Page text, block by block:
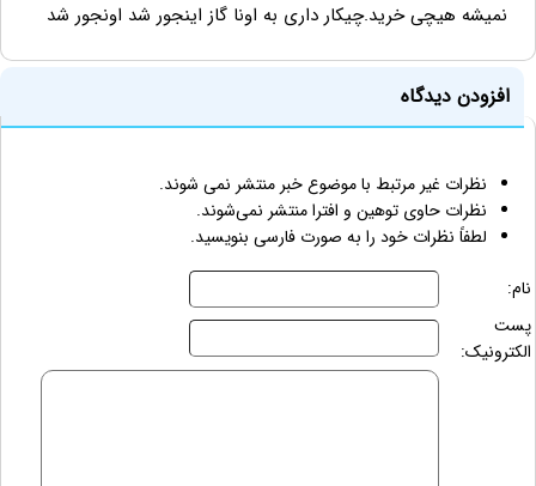
نمیشه هیچی خرید.چیکار داری به اونا گاز اینجور شد اونجور شد
افزودن دیدگاه
نظرات غیر مرتبط با موضوع خبر منتشر نمی شوند.
نظرات حاوی توهین و افترا منتشر نمی‌شوند.
لطفاً نظرات خود را به صورت فارسی بنویسید.
نام:
پست
الکترونیک: